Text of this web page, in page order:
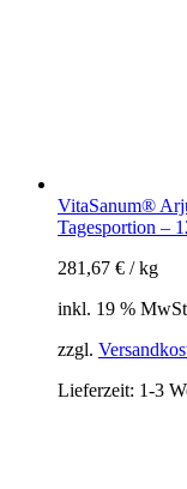
VitaSanum®
Tagesportion –
281,67 € /kg
inkl. 19 %
zzgl.
Lieferzeit: 1-3